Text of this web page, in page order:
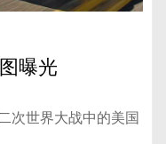
曝光
次世界大战中的美国